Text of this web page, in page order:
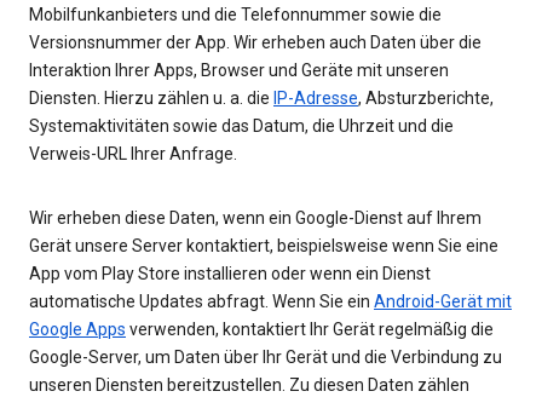
Mobilfunkanbieters und die Telefonnummer sowie die
Versionsnummer der App. Wir erheben auch Daten über die
Interaktion Ihrer Apps, Browser und Geräte mit unseren
Diensten. Hierzu zählen u. a. die IP-Adresse, Absturzberichte,
Systemaktivitäten sowie das Datum, die Uhrzeit und die
Verweis-URL Ihrer Anfrage.
Wir erheben diese Daten, wenn ein Google-Dienst auf Ihrem
Gerät unsere Server kontaktiert, beispielsweise wenn Sie eine
App vom Play Store installieren oder wenn ein Dienst
automatische Updates abfragt. Wenn Sie ein Android-Gerät mit
Google Apps verwenden, kontaktiert Ihr Gerät regelmäßig die
Google-Server, um Daten über Ihr Gerät und die Verbindung zu
unseren Diensten bereitzustellen. Zu diesen Daten zählen